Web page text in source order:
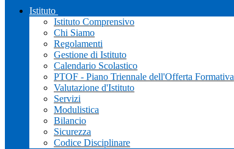
Istituto
Istituto Comprensivo
Chi Siamo
Regolamenti
Gestione di Istituto
Calendario Scolastico
PTOF - Piano Triennale dell'Offerta Formativa
Valutazione d'Istituto
Servizi
Modulistica
Bilancio
Sicurezza
Codice Disciplinare